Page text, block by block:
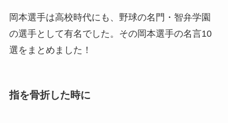
岡本選手は高校時代にも、野球の名門・智弁学園
の選手として有名でした。その岡本選手の名言10
選をまとめました！
指を骨折した時に